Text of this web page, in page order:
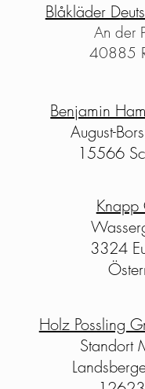
Blåkläder D
An der
40885
Benjamin
August-
15566
Knapp
3324
Holz Possling
Standort